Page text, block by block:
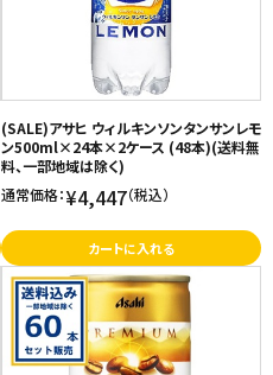
(SALE)アサヒ ウィルキンソンタンサンレモ
ン500ml×24本×2ケース (48本)(送料無
料、一部地域は除く)
通常価格：¥4,447（税込）
カートに入れる